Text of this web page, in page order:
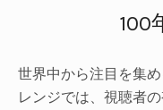
100
世界中から注目を集
レンジでは、視聴者